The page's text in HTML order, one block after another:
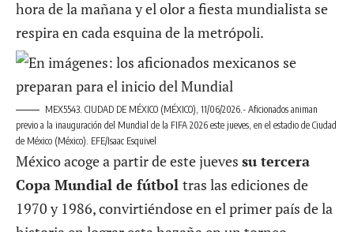
hora de la mañana y el olor a fiesta mundialista se
respira en cada esquina de la metrópoli.
MEX5543. CIUDAD DE MÉXICO (MÉXICO), 11/06/2026.- Aficionados animan
previo a la inauguración del Mundial de la FIFA 2026 este jueves, en el estadio de Ciudad
de México (México). EFE/Isaac Esquivel
México acoge a partir de este jueves su tercera
Copa Mundial de fútbol tras las ediciones de
1970 y 1986, convirtiéndose en el primer país de la